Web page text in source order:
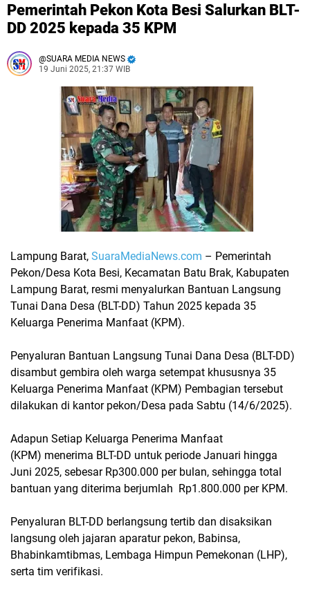
Pemerintah Pekon Kota Besi Salurkan BLT-
DD 2025 kepada 35 KPM
SUARA MEDIA NEWS
19 Juni 2025, 21:37 WIB
Lampung Barat, SuaraMediaNews.com – Pemerintah
Pekon/Desa Kota Besi, Kecamatan Batu Brak, Kabupaten
Lampung Barat, resmi menyalurkan Bantuan Langsung
Tunai Dana Desa (BLT-DD) Tahun 2025 kepada 35
Keluarga Penerima Manfaat (KPM).
Penyaluran Bantuan Langsung Tunai Dana Desa (BLT-DD)
disambut gembira oleh warga setempat khususnya 35
Keluarga Penerima Manfaat (KPM) Pembagian tersebut
dilakukan di kantor pekon/Desa pada Sabtu (14/6/2025).
Adapun Setiap Keluarga Penerima Manfaat
(KPM) menerima BLT-DD untuk periode Januari hingga
Juni 2025, sebesar Rp300.000 per bulan, sehingga total
bantuan yang diterima berjumlah Rp1.800.000 per KPM.
Penyaluran BLT-DD berlangsung tertib dan disaksikan
langsung oleh jajaran aparatur pekon, Babinsa,
Bhabinkamtibmas, Lembaga Himpun Pemekonan (LHP),
serta tim verifikasi.